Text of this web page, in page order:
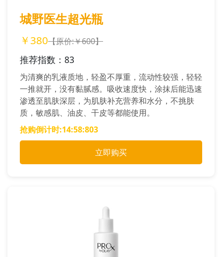
城野医生超光瓶
￥380【原价:￥600】
推荐指数：83
为清爽的乳液质地，轻盈不厚重，流动性较强，轻轻
一推就开，没有黏腻感。吸收速度快，涂抹后能迅速
渗透至肌肤深层，为肌肤补充营养和水分，不挑肤
质，敏感肌、油皮、干皮等都能使用。
抢购倒计时:14:58:706
立即购买